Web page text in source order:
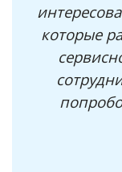
которые